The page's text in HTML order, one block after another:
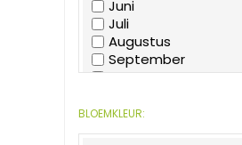
Juni
Juli
Augustus
September
Oktober
December
BLOEMKLEUR: